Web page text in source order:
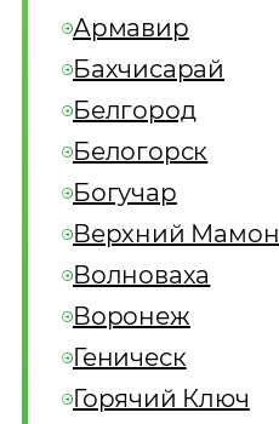
Армавир
Бахчисарай
Белгород
Белогорск
Богучар
Верхний Мамон
Волноваха
Воронеж
Геническ
Горячий Ключ